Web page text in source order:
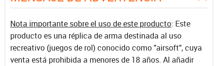
Nota importante sobre el uso de este producto: Este
producto es una réplica de arma destinada al uso
recreativo (juegos de rol) conocido como "airsoft", cuya
venta está prohibida a menores de 18 años. Al añadir